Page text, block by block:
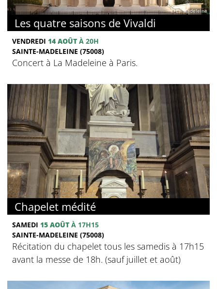
© La Madeleine
Les quatre saisons de Vivaldi
VENDREDI 14 AOÛT À 20H
SAINTE-MADELEINE (75008)
Concert à La Madeleine à Paris.
Chapelet médité
SAMEDI 15 AOÛT À 17H15
SAINTE-MADELEINE (75008)
Récitation du chapelet tous les samedis à 17h15
avant la messe de 18h. (sauf juillet et août)